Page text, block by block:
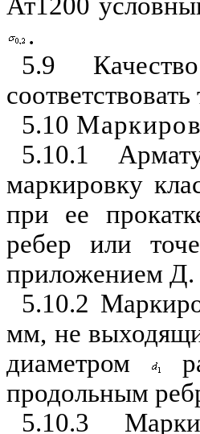
.
5.9
5.10
5.10.1
маркировку
при ее
ребер или
приложением Д.
5.10.2
мм, не
диаметром
продольным
5.10.3